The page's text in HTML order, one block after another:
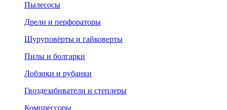
Пылесосы
Дрели и перфораторы
Шуруповёрты и гайковерты
Пилы и болгарки
Лобзики и рубанки
Гвоздезабиватели и степлеры
Компрессоры